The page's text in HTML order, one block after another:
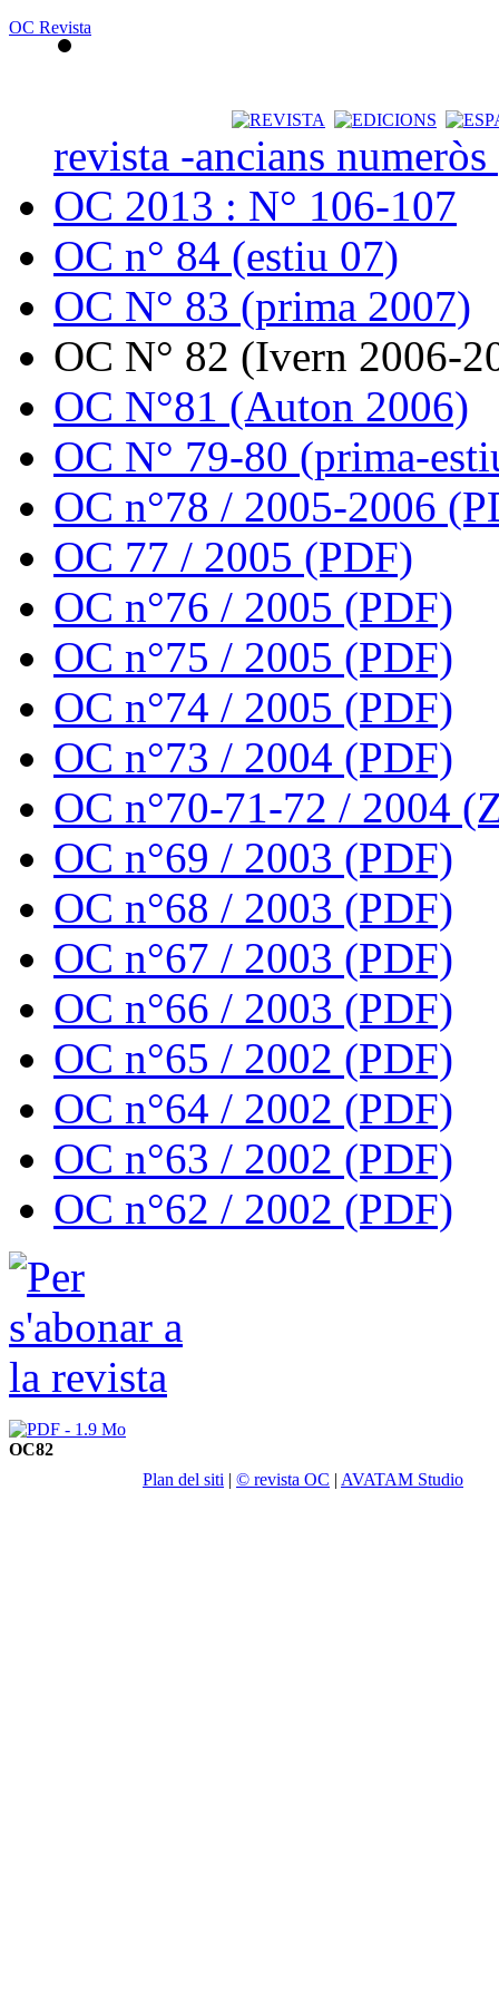
OC Revista
revista -ancians
OC 2013 : N° 106-107
OC n° 84 (estiu 07)
OC N° 83 (prima 2007)
OC N° 82 (Ivern 2006-
OC N°81 (Auton 2006)
OC N° 79-80 (prima-
OC n°78 / 2005-2006
OC 77 / 2005 (PDF)
OC n°76 / 2005 (PDF)
OC n°75 / 2005 (PDF)
OC n°74 / 2005 (PDF)
OC n°73 / 2004 (PDF)
OC n°70-71-72 / 2004
OC n°69 / 2003 (PDF)
OC n°68 / 2003 (PDF)
OC n°67 / 2003 (PDF)
OC n°66 / 2003 (PDF)
OC n°65 / 2002 (PDF)
OC n°64 / 2002 (PDF)
OC n°63 / 2002 (PDF)
OC n°62 / 2002 (PDF)
OC82
Plan del siti | © revista OC | AVATAM Studio